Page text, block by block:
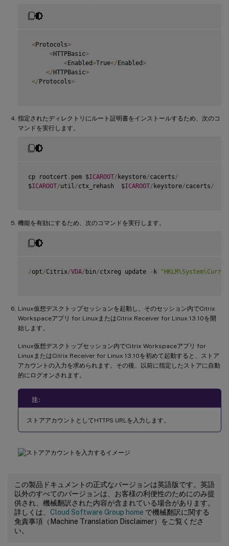
<Protocols>
<HTTPBasic>
<Enabled>True</Enabled>
</HTTPBasic>
</Protocols>
指定されたディレクトリにルート証明書をインストールするため、次のコ
マンドを実行します。
cp rootcert . pem $ICAROOT/ keystore/cacerts/
$ICAROOT/util /ctx_rehash  $ICAROOT/ keystore/cacerts/
機能を有効にするため、次のコマンドを実行します。
/opt/Citrix/VDA/ bin/ctxreg update - k
Linux仮想デスクトップセッションを起動し、そのセッション内でCitrix
Workspaceアプリ for LinuxまたはCitrix Receiver for Linux 13.10を開
始します。
Linux仮想デスクトップセッション内でCitrix Workspaceアプリ for
LinuxまたはCitrix Receiver for Linux 13.10を初めて起動すると、ストア
アカウントの入力を求められます。その後、以前に指定したストアに自動
的にログオンされます。
注:
ストアアカウントとしてHTTPS URLを入力します。
この製品ドキュメントの正式なバージョンは英語版です。英語
以外のすべてのバージョンは、お客様の利便性のためにのみ提
供され、機械翻訳された内容が含まれている場合があります。
詳しくは、 Cloud Software Group home で機械翻訳に関する
免責事項（Machine Translation Disclaimer）をご覧くださ
い。